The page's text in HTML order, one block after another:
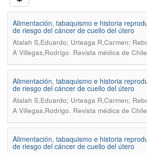
Alimentación, tabaquismo e historia
de riesgo del cáncer de cuello del útero
Atalah S,Eduardo; Urteaga R,Carmen;
A Villegas,Rodrigo. Revista médica de
Alimentación, tabaquismo e historia
de riesgo del cáncer de cuello del útero
Atalah S,Eduardo; Urteaga R,Carmen;
A Villegas,Rodrigo. Revista médica de
Alimentación, tabaquismo e historia
de riesgo del cáncer de cuello del útero